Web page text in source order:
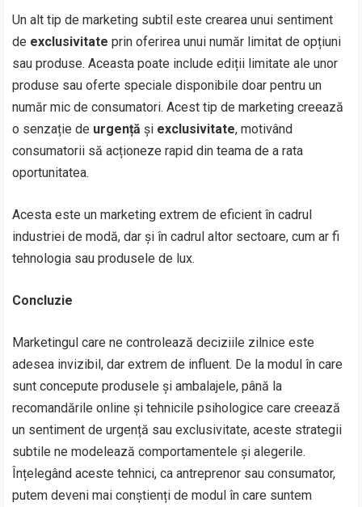
Un alt tip de marketing subtil este crearea unui sentiment
de exclusivitate prin oferirea unui număr limitat de opțiuni
sau produse. Aceasta poate include ediții limitate ale unor
produse sau oferte speciale disponibile doar pentru un
număr mic de consumatori. Acest tip de marketing creează
o senzație de urgență și exclusivitate, motivând
consumatorii să acționeze rapid din teama de a rata
oportunitatea.
Acesta este un marketing extrem de eficient în cadrul
industriei de modă, dar și în cadrul altor sectoare, cum ar fi
tehnologia sau produsele de lux.
Concluzie
Marketingul care ne controlează deciziile zilnice este
adesea invizibil, dar extrem de influent. De la modul în care
sunt concepute produsele și ambalajele, până la
recomandările online și tehnicile psihologice care creează
un sentiment de urgență sau exclusivitate, aceste strategii
subtile ne modelează comportamentele și alegerile.
Înțelegând aceste tehnici, ca antreprenor sau consumator,
putem deveni mai conștienți de modul în care suntem